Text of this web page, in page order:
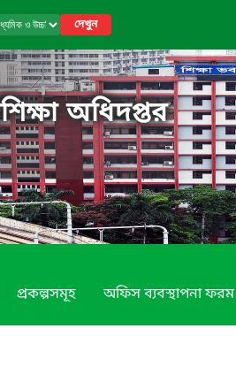
দেখুন
অধিদপ্তর
প্রকল্পসমূহ অফিস ব্যবস্থাপনা ফরম